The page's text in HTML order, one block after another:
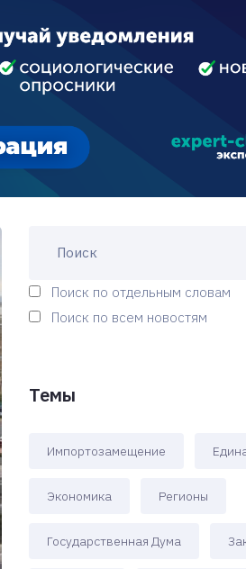
Поиск по отдельным словам
Поиск по всем новостям
Темы
Импортозамещение
Экономика Регионы
Государственная Дума